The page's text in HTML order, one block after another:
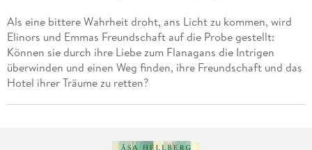
Als eine bittere Wahrheit droht, ans Licht zu kommen, wird
Elinors und Emmas Freundschaft auf die Probe gestellt:
Können sie durch ihre Liebe zum Flanagans die Intrigen
überwinden und einen Weg finden, ihre Freundschaft und das
Hotel ihrer Träume zu retten?